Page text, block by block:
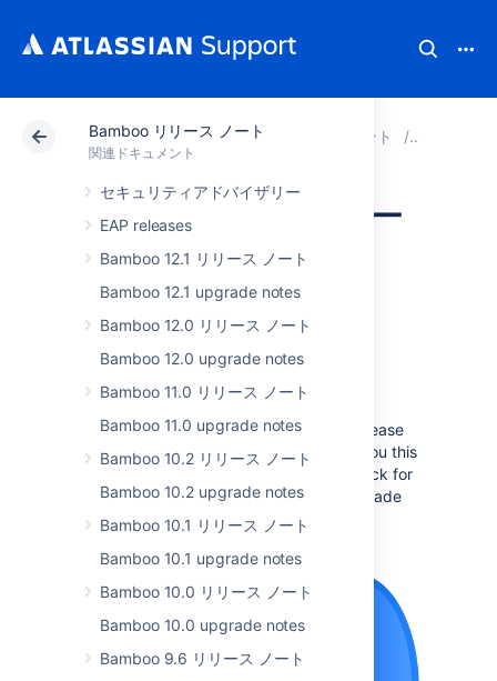
Bamboo リリース ノート
関連ドキュメント
セキュリティアドバイザリー
EAP releases
Bamboo 12.1 リリース ノート
Bamboo 12.1 upgrade notes
Bamboo 12.0 リリース ノート
Bamboo 12.0 upgrade notes
Bamboo 11.0 リリース ノート
Bamboo 11.0 upgrade notes
Bamboo 10.2 リリース ノート
Bamboo 10.2 upgrade notes
Bamboo 10.1 リリース ノート
Bamboo 10.1 upgrade notes
Bamboo 10.0 リリース ノート
Bamboo 10.0 upgrade notes
Bamboo 9.6 リリース ノート
アトラシアン サポート 関連ドキュメント
Bamboo 9.1 リリー
ス ノート
2022 年 12 月
We’re proud to presentBamboo 9.1
Take some time and read through the release
notes to learn what we've prepared for you this
to check for
any breaking changes if you plan to upgrade
and don’t forget to check out the